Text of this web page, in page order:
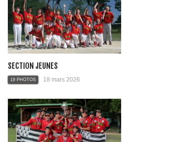
SECTION JEUNES
19 PHOTOS 18 mars 2026